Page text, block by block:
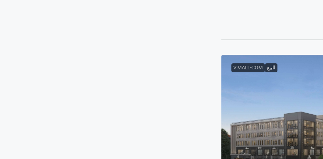
للبيع V MALL-COM